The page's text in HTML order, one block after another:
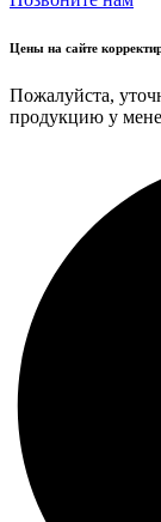
Цены на сайте
Пожалуйста,
продукцию у